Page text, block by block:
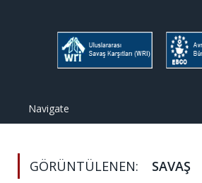
Navigate
GÖRÜNTÜLENEN: SAVAŞ